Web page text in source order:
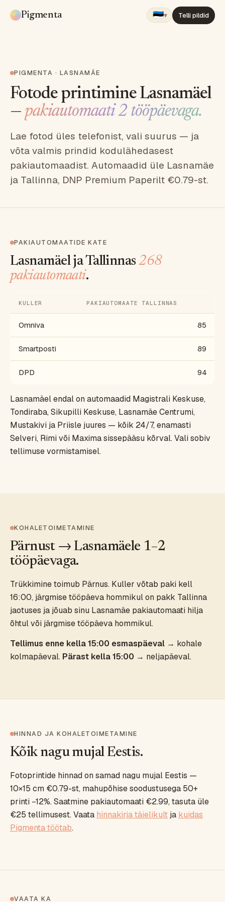
Pigmenta 🇪🇪▾ Telli pildid
PIGMENTA · LASNAMÄE
Fotode printimine Lasnamäel
— pakiautomaati 2 tööpäevaga.
Lae fotod üles telefonist, vali suurus — ja
võta valmis prindid kodulähedasest
pakiautomaadist. Automaadid üle Lasnamäe
ja Tallinna, DNP Premium Paperilt €0.79-st.
PAKIAUTOMAATIDE KATE
Lasnamäel ja Tallinnas268
pakiautomaati.
KULLER PAKIAUTOMAATE TALLINNAS
Omniva 85
Smartposti 89
DPD 94
Lasnamäel endal on automaadid Magistrali Keskuse,
Tondiraba, Sikupilli Keskuse, Lasnamäe Centrumi,
Mustakivi ja Priisle juures — kõik 24/7, enamasti
Selveri, Rimi või Maxima sissepääsu kõrval. Vali sobiv
tellimuse vormistamisel.
KOHALETOIMETAMINE
Pärnust → Lasnamäele 1–2
tööpäevaga.
Trükkimine toimub Pärnus. Kuller võtab paki kell
16:00, järgmise tööpäeva hommikul on pakk Tallinna
jaotuses ja jõuab sinu Lasnamäe pakiautomaati hilja
õhtul või järgmise tööpäeva hommikul.
Tellimus enne kella 15:00 esmaspäeval → kohale
kolmapäeval. Pärast kella 15:00 → neljapäeval.
HINNAD JA KOHALETOIMETAMINE
Kõik nagu mujal Eestis.
Fotoprintide hinnad on samad nagu mujal Eestis —
10×15 cm €0.79-st, mahupõhise soodustusega 50+
printi −12%. Saatmine pakiautomaati €2.99, tasuta üle
€25 tellimusest. Vaata hinnakirja täielikult ja kuidas
Pigmenta töötab.
VAATA KA